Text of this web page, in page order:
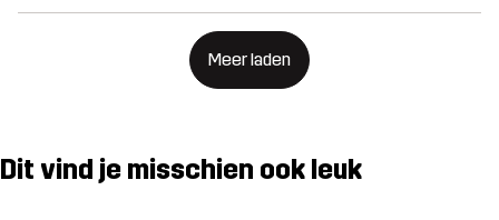
Meer laden
Dit vind je misschien ook leuk